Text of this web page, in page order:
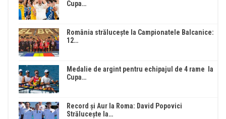
Cupa…
România strălucește la Campionatele Balcanice:
12…
Medalie de argint pentru echipajul de 4 rame la
Cupa…
Record și Aur la Roma: David Popovici
Strălucește la…